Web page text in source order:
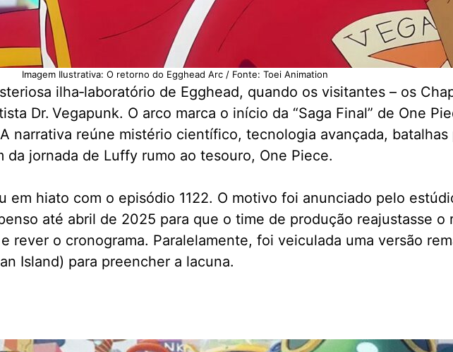
Imagem Ilustrativa: O retorno do Egghead Arc / Fonte: Toei Animation
ilha‐laboratório de Egghead, quando os visitantes – os
Dr. Vegapunk. O arco marca o início da “Saga Final” de One
narrativa reúne mistério científico, tecnologia avançada, batalhas
jornada de Luffy rumo ao tesouro, One Piece.
em hiato com o episódio 1122. O motivo foi anunciado pelo
até abril de 2025 para que o time de produção reajustasse o
rever o cronograma. Paralelamente, foi veiculada uma versão
Island) para preencher a lacuna.